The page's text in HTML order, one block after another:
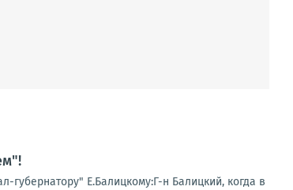
Е.Балицкому:Г-н Балицкий, когда в